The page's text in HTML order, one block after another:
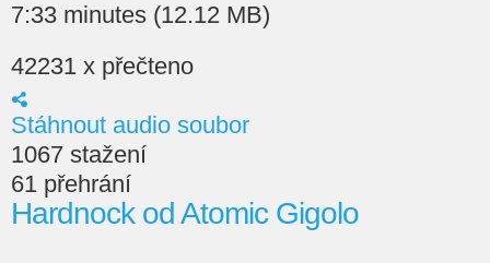
7:33 minutes (12.12 MB)
42231 x přečteno
Stáhnout audio soubor
1067 stažení
61 přehrání
Hardnock od Atomic Gigolo